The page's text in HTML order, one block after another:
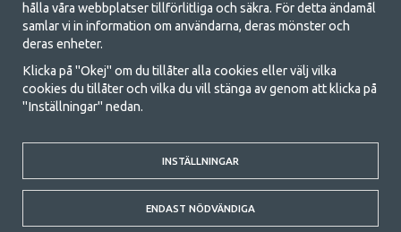
GetCamping.se - Din butik för camping
och uteliv
Att campa kan antingen vara en livsstil eller ett sätt att samla familjen
för ett gemensamt äventyr. Oavsett vilken kategori du tillhör hittar du
med att campa så därför erbjuder vi riktigt bra priser på familjetält,
husvagnstält och all annan utrustning för camping och friluftsliv. Vårt
mål är att i varje priskategori erbjuda den bästa campingutrustningen
gällande kvalitet och funktionalitet. Ta gärna kontakt med oss om det
är något du saknar eller vill veta mer om.
hålla våra webbplatser tillförlitliga och säkra. För detta ändamål
samlar vi in information om användarna, deras mönster och
deras enheter.
Klicka på "Okej" om du tillåter alla cookies eller välj vilka
cookies du tillåter och vilka du vill stänga av genom att klicka på
"Inställningar" nedan.
INSTÄLLNINGAR
ENDAST NÖDVÄNDIGA